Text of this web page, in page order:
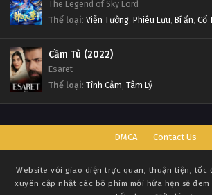
The Legend of Sky Lord
Thể loại: Viễn Tưởng, Phiêu Lưu, Bí ẩn, Cổ
Cầm Tù (2022)
Esaret
Thể loại: Tình Cảm, Tâm Lý
DMCA Contact Us
Website với giao diện trực quan, thuận tiện, tốc
xuyên cập nhật các bộ phim mới hứa hẹn sẽ